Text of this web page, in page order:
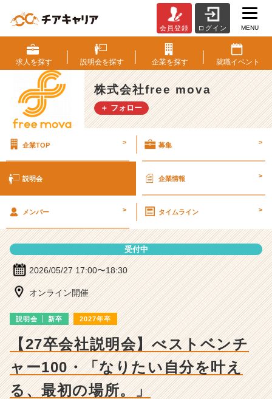
式
会
社
f
r
e
v
説
ベ
ャ
ー・
成
長
企
業
か
会員登録 ログイン MENU
求人を探す 説明会を探す 企業を探す 就職イベント
株式会社free mova
＋ フォロー
企業TOP > 募集 >
説明会 企業情報 >
メンバー > タイムライン >
受付中
2026/05/27 17:00〜18:30
オンライン開催
説明会 新卒 2027年卒
【27卒会社説明会】べストベンチ
ャー100・「なりたい自分を叶え
る、最初の場所。」